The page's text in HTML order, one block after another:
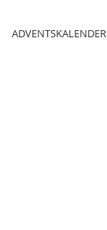
ADVENTSKALENDER